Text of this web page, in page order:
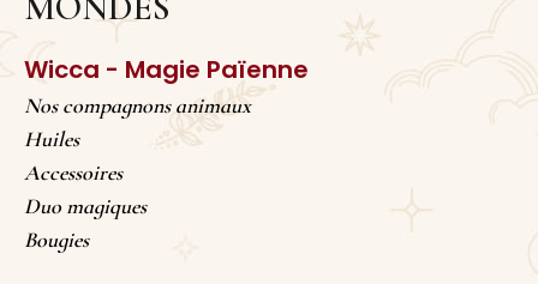
Wicca - Magie Païenne
Nos compagnons animaux
Huiles
Accessoires
Duo magiques
Bougies